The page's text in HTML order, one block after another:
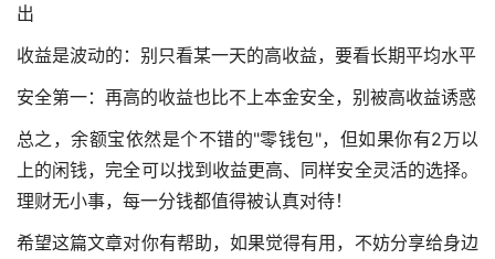
出
收益是波动的：别只看某一天的高收益，要看长期平均水平
安全第一：再高的收益也比不上本金安全，别被高收益诱惑
总之，余额宝依然是个不错的"零钱包"，但如果你有2万以
上的闲钱，完全可以找到收益更高、同样安全灵活的选择。
理财无小事，每一分钱都值得被认真对待！
希望这篇文章对你有帮助，如果觉得有用，不妨分享给身边